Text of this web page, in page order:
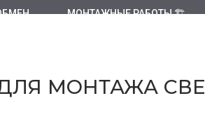
МОНТАЖНЫЕ РАБОТЫ 🏗
МОНТАЖА